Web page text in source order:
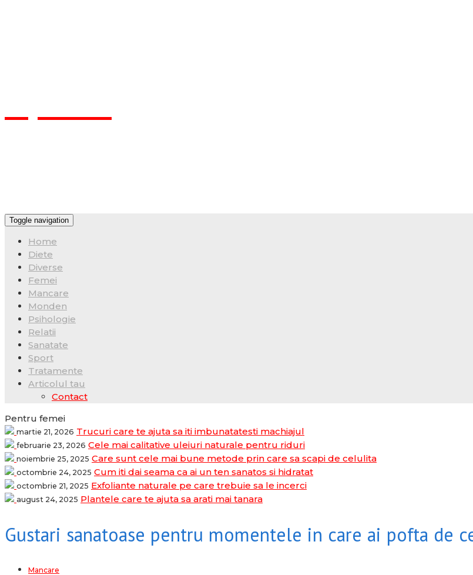
Flpa.ro
Toggle navigation
Home
Diete
Diverse
Femei
Mancare
Monden
Psihologie
Relatii
Sanatate
Sport
Tratamente
Articolul tau
Contact
Pentru femei
martie 21, 2026 Trucuri care te ajuta sa iti imbunatatesti machiajul
februarie 23, 2026 Cele mai calitative uleiuri naturale pentru riduri
noiembrie 25, 2025 Care sunt cele mai bune metode prin care sa scapi de celulita
octombrie 24, 2025 Cum iti dai seama ca ai un ten sanatos si hidratat
octombrie 21, 2025 Exfoliante naturale pe care trebuie sa le incerci
august 24, 2025 Plantele care te ajuta sa arati mai tanara
Gustari sanatoase pentru momentele in care ai pofta de
Mancare